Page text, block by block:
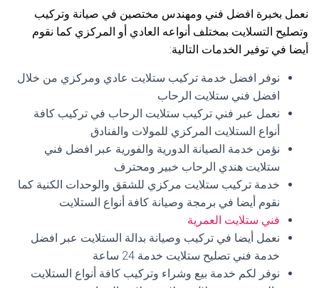
نعمل بخبرة افضل فني ومهندس مختصين في صيانة وتركيب
وتصليح التسلايت بمختلف أنواعه العادي أو المركزي كما نقوم
أيضا في توفير الخدمات التالية:
نوفر افضل خدمة تركيب ستلايت عادي ومركزي من خلال
افضل فني ستلايت الرحاب
نعمل عبر فني تركيب ستلايت الرحاب في تركيب كافة
أنواع الستلايت المركزي للمولات والفنادق.
نؤمن خدمة الصيانة الدورية والفورية عبر افضل فني
ستلايت هندي الرحاب خبير ومحترف
خدمة تركيب ستلايت مركزي للشقق والوحدات الكنية كما
نقوم أيضا في برمجة وصيانة كافة أنواع الستلايت
فني ستلايت العمرية
نعمل أيضا في تركيب وصيانة بدالة الستلايت عبر افضل
خدمة فني تصليح ستلايت خدمة 24 ساعة
نوفر لكم خدمة بيع وشراء وتركيب كافة أنواع الستلايت